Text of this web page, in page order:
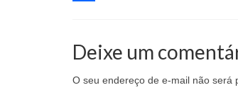
Deixe um
O seu endereço de e-mail não será